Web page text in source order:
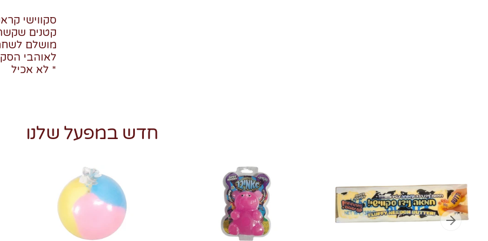
סקווישי
קטנים
מושלם
לאוהבי
* לא אכיל
חדש במפעל שלנו